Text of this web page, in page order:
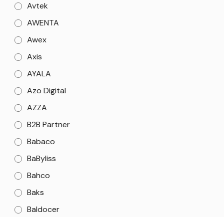
Avtek
AWENTA
Awex
Axis
AYALA
Azo Digital
AZZA
B2B Partner
Babaco
BaByliss
Bahco
Baks
Baldocer